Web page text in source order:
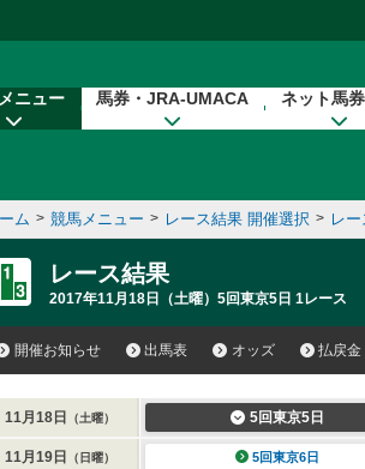
ニュー 馬券・JRA-UMACA ネット馬
ム > 競馬メニュー > レース結果 開催選択 > レ
レース結果
2017年11月18日（土曜）5回東京5日 1レース
開催お知らせ 出馬表 オッズ 払戻金
11月18日 （土曜） 5回東京5日
11月19日 （日曜） 5回東京6日